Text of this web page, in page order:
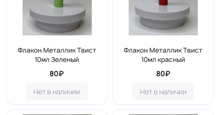
Флакон Металлик Твист
10мл Зеленый
80₽
Нет в наличии
Флакон Металлик Твист
10мл красный
80₽
Нет в наличии